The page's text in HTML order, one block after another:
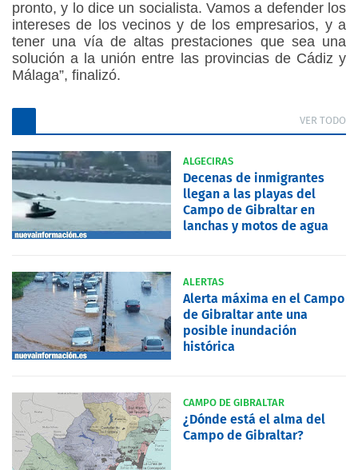
pronto, y lo dice un socialista. Vamos a defender los
intereses de los vecinos y de los empresarios, y a
tener una vía de altas prestaciones que sea una
solución a la unión entre las provincias de Cádiz y
Málaga”, finalizó.
VER TODO
ALGECIRAS
Decenas de inmigrantes
llegan a las playas del
Campo de Gibraltar en
lanchas y motos de agua
ALERTAS
Alerta máxima en el Campo
de Gibraltar ante una
posible inundación
histórica
CAMPO DE GIBRALTAR
¿Dónde está el alma del
Campo de Gibraltar?